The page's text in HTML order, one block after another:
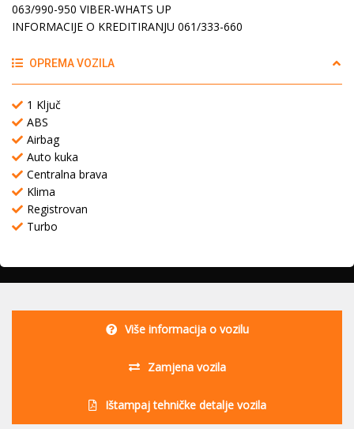
063/990-950 VIBER-WHATS UP
INFORMACIJE O KREDITIRANJU 061/333-660
OPREMA VOZILA
1 Ključ
ABS
Airbag
Auto kuka
Centralna brava
Klima
Registrovan
Turbo
Više informacija o vozilu
Zamjena vozila
Ištampaj tehničke detalje vozila